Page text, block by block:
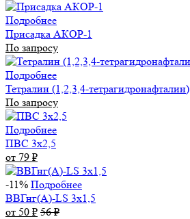
Подробнее
Присадка АКОР-1
По запросу
Подробнее
Тетралин (1,2,3,4-тетрагидронафталин)
По запросу
Подробнее
ПВС 3х2,5
от 79 ₽
-11% Подробнее
ВВГнг(А)-LS 3х1,5
от 50 ₽ 56₽